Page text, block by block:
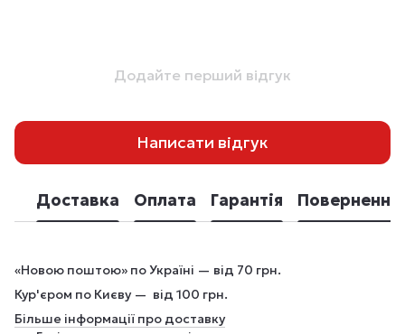
Додайте перший відгук
Написати відгук
Доставка Оплата Гарантія Повернення
«Новою поштою» по Україні — від 70 грн.
Кур'єром по Києву — від 100 грн.
Більше інформації про доставку